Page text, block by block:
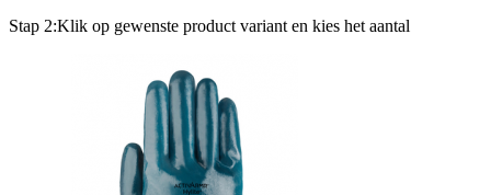
Stap 2:Klik op gewenste product variant en kies het aantal